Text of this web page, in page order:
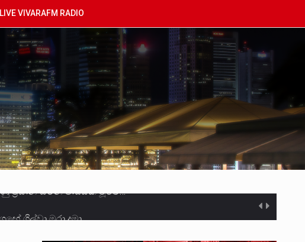
LIVE VIVARAFM RADIO